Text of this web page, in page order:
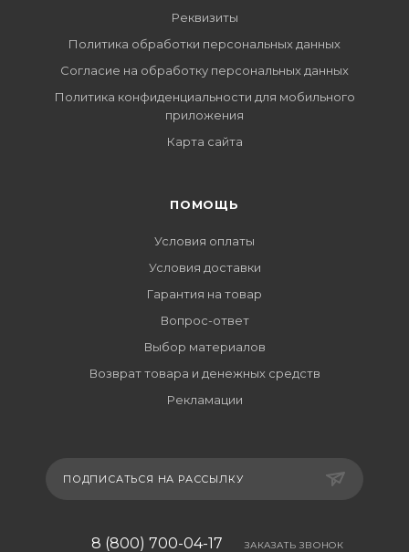
Реквизиты
Политика обработки персональных данных
Согласие на обработку персональных данных
Политика конфиденциальности для мобильного
приложения
Карта сайта
ПОМОЩЬ
Условия оплаты
Условия доставки
Гарантия на товар
Вопрос-ответ
Выбор материалов
Возврат товара и денежных средств
Рекламации
ПОДПИСАТЬСЯ НА РАССЫЛКУ
8 (800) 700-04-17 ЗАКАЗАТЬ ЗВОНОК